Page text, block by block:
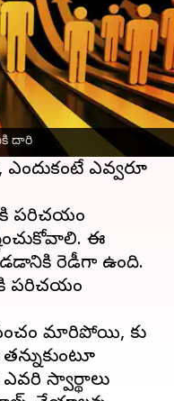
దారి
04:09 pm
బాగా పాడగలరు,
మిమ్మల్ని ఎవ్వరూ
అవకాశాలు
ఎందుకంటే ఎవ్వరూ
పరిచయం
ఈ
రెడీగా ఉంది.
పరిచయం
మారిపోయి, మీకు
స్వార్థాలు